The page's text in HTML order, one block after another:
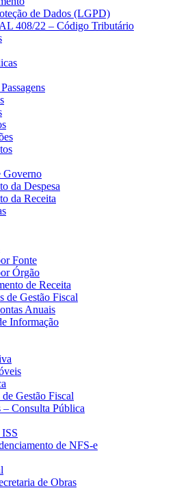
de Dados (LGPD)
408/22 – Código Tributário
Governo
da Despesa
da Receita
Fonte
Órgão
de Receita
de Gestão Fiscal
Anuais
Informação
Gestão Fiscal
Consulta Pública
de NFS-e
de Obras